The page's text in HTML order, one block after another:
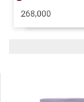
268,000